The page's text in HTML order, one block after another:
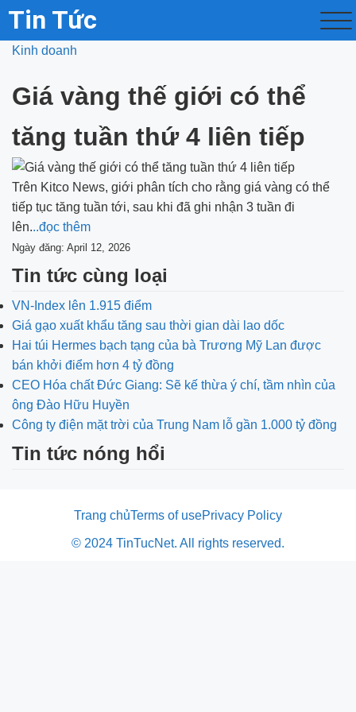
Tin Tức
Kinh doanh
Giá vàng thế giới có thể
tăng tuần thứ 4 liên tiếp
Trên Kitco News, giới phân tích cho rằng giá vàng có thể
tiếp tục tăng tuần tới, sau khi đã ghi nhận 3 tuần đi
lên...đọc thêm
Ngày đăng: April 12, 2026
Tin tức cùng loại
VN-Index lên 1.915 điểm
Giá gạo xuất khẩu tăng sau thời gian dài lao dốc
Hai túi Hermes bạch tạng của bà Trương Mỹ Lan được
bán khởi điểm hơn 4 tỷ đồng
CEO Hóa chất Đức Giang: Sẽ kế thừa ý chí, tầm nhìn của
ông Đào Hữu Huyền
Công ty điện mặt trời của Trung Nam lỗ gần 1.000 tỷ đồng
Tin tức nóng hổi
Trang chủTerms of usePrivacy Policy
© 2024 TinTucNet. All rights reserved.